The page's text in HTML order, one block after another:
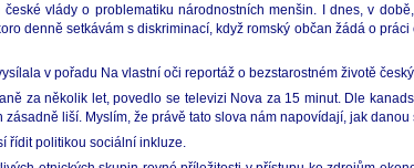
vlády o problematiku národnostních menšin. I dnes, v
denně setkávám s diskriminací, když romský občan žádá o
v pořadu Na vlastní oči reportáž o bezstarostném životě
za několik let, povedlo se televizi Nova za 15 minut. Dle
liší. Myslím, že právě tato slova nám napovídají, jak danou
řídit politikou sociální inkluze.